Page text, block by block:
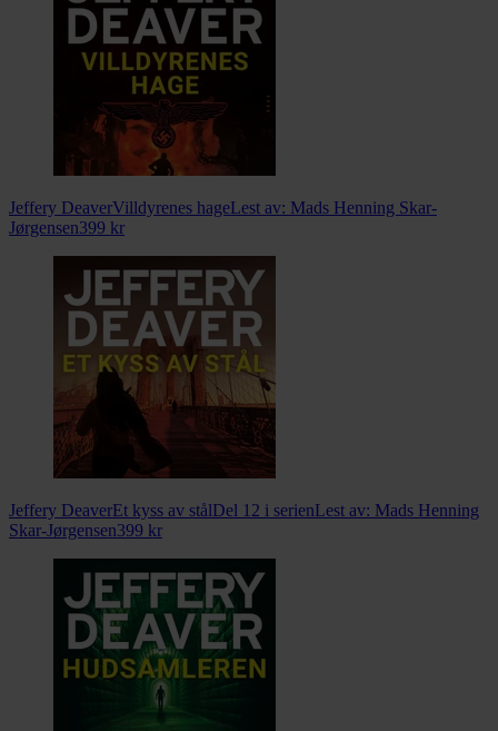
Jeffery DeaverVilldyrenes hageLest av: Mads Henning Skar-
Jørgensen399 kr
Jeffery DeaverEt kyss av stålDel 12 i serienLest av: Mads Henning
Skar-Jørgensen399 kr